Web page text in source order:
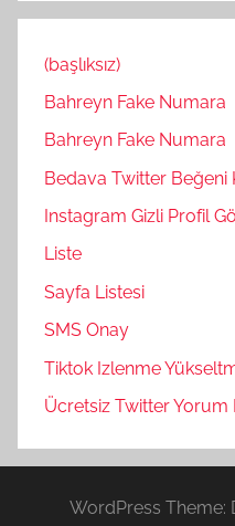
(başlıksız)
Bahreyn Fake Numara
Bahreyn Fake Numara
Bedava Twitter Beğeni
Instagram Gizli Profil
Liste
Sayfa Listesi
SMS Onay
Tiktok Izlenme
Ücretsiz Twitter Yorum
WordPress Theme: